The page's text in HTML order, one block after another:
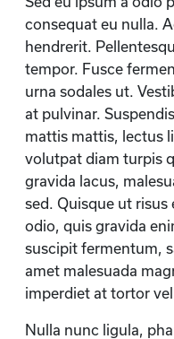
consequat eu nulla.
hendrerit.
tempor. Fusce
urna sodales ut.
at pulvinar.
mattis mattis, lectus
volutpat diam turpis
gravida lacus,
sed. Quisque ut
odio, quis gravida
suscipit fermentum,
amet malesuada
imperdiet at tortor
Nulla nunc ligula,